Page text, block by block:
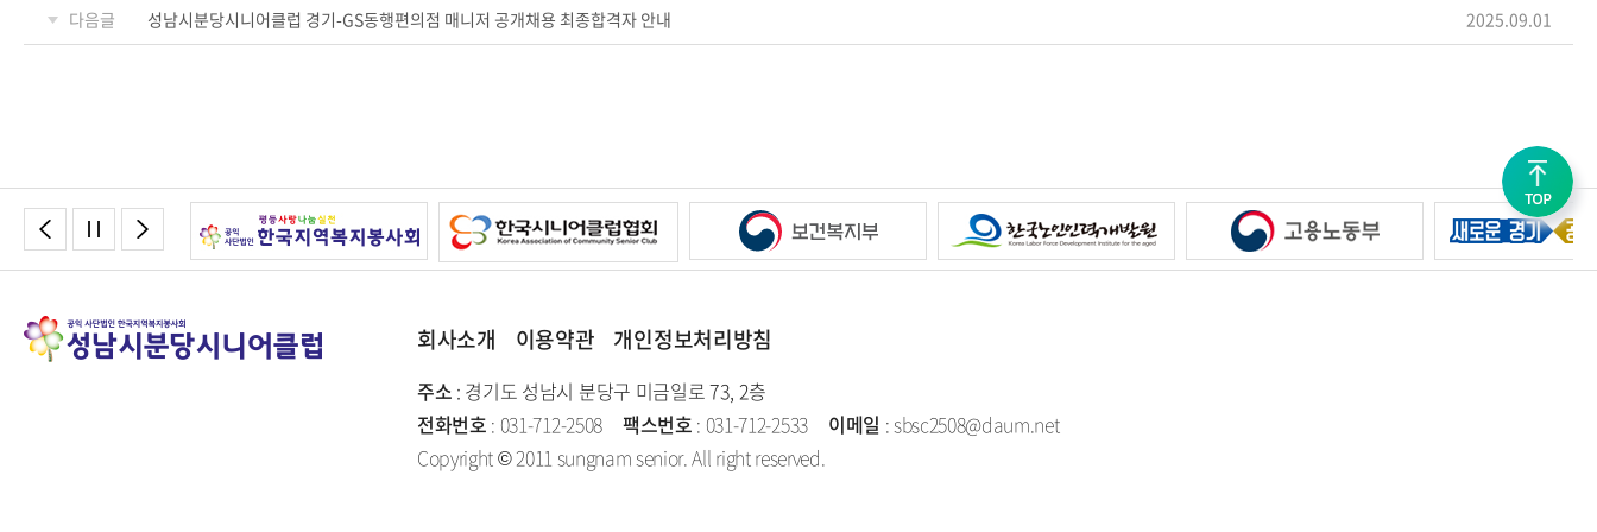
다음글 성남시분당시니어클럽 경기-GS동행편의점 매니저 공개채용 최종합격자 안내 2025.09.01
회사소개 이용약관 개인정보처리방침
주소 : 경기도 성남시 분당구 미금일로 73, 2층
전화번호 : 031-712-2508 팩스번호 : 031-712-2533 이메일 : sbsc2508@daum.net
Copyright © 2011 sungnam senior. All right reserved.